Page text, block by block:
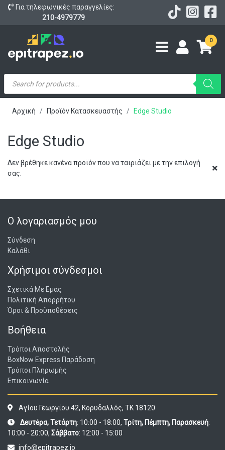
Για τηλεφωνικές παραγγελίες:
210-4979779
0
Products
search
Αρχική Προϊόν Κατασκευαστής Edge Studio
Edge Studio
Δεν βρέθηκε κανένα προϊόν που να ταιριάζει με την επιλογή
σας.
Ο λογαριασμός μου
Σύνδεση
Καλάθι
Χρήσιμοι σύνδεσμοι
Σχετικά Με Εμάς
Πολιτική Απορρήτου
Όροι & Προϋποθέσεις
Βοήθεια
Τρόποι Αποστολής
BoxNow Express Παράδοση
Τρόποι Πληρωμής
Επικοινωνία
Αγίου Γεωργίου 42, Κορυδαλλός, ΤΚ 18120
Δευτέρα, Τετάρτη: 10:00 - 18:00, Τρίτη, Πέμπτη, Παρασκευή:
10:00 - 20:00, Σάββατο: 12:00 - 15:00
info@epitrapez.io